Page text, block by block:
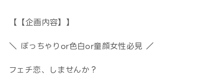
【【企画内容】】
＼ ぽっちゃりor色白or童顔女性必見 ／
フェチ恋、しませんか？